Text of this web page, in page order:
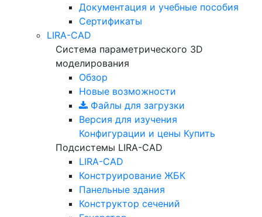
Документация и учебные пособия
Сертификаты
LIRA-CAD
Система параметрического 3D
моделирования
Обзор
Новые возможности
Файлы для загрузки
Версия для изучения
Конфигурации и цены Купить
Подсистемы LIRA-CAD
LIRA-CAD
Конструирование ЖБК
Панельные здания
Конструктор сечений